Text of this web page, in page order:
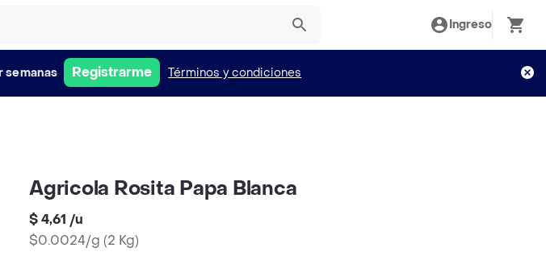
Ingreso
semanas Registrarme Términos y condiciones
Agricola Rosita Papa Blanca
$ 4,61 /u
$0.0024/g (2 Kg)